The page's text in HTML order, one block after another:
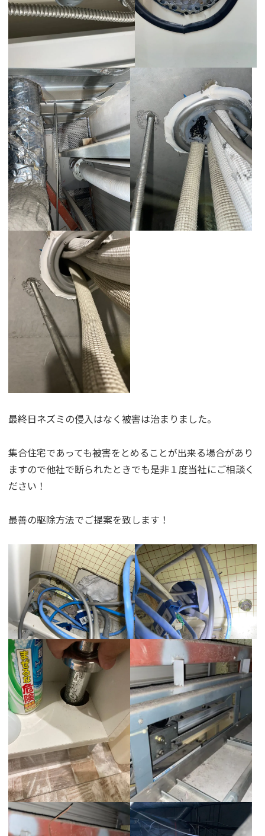
最終日ネズミの侵入はなく被害は治まりました。
集合住宅であっても被害をとめることが出来る場合があり
ますので他社で断られたときでも是非１度当社にご相談く
ださい！
最善の駆除方法でご提案を致します！